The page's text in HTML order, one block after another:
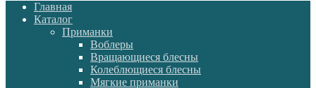
Главная
Каталог
Приманки
Воблеры
Вращающиеся блесны
Колеблющиеся блесны
Мягкие приманки